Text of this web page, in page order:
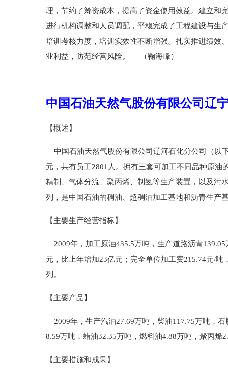
理，节约了筹资成本，提高了资金使用效益。建立和
进行机构调整和人员调配，平稳完成了工程建设与生
培训考核力度，培训实效性不断增强。扎实推进绩效
业利益，防范经营风险。 （鞠海峰）
中国石油天然气股份有限公司辽
【概述】
中国石油天然气股份有限公司辽河石化分公司（以
元，共有员工2801人。拥有三套可加工不同品种原
精制、气体分流、聚丙烯、制氢等生产装置，以及污
列，是中国石油的稠油、超稠油加工基地和沥青生产
【主要生产经营指标】
2009年，加工原油435.5万吨，生产道路沥青
元，比上年增加23亿元；完全单位加工费215.74元/
列。
【主要产品】
2009年，生产汽油27.69万吨，柴油117.75万吨，
8.59万吨，蜡油32.35万吨，燃料油4.88万吨，聚丙烯
【主要措施和成果】